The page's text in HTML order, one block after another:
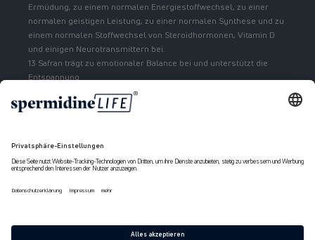
Ermüdung, zu einem normalen Energiestoffwechsel, zu einer
normalen geistigen Leistung, zu einer normalen Synthese und zu
einem normalen Stoffwechsel von Steroidhormonen, Vitamin D
und einigen Neurotransmittern bei.
13 Safran trägt zu emotionaler Balance bei und unterstützt die
Entspannung.